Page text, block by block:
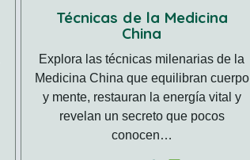
Técnicas de la Medicina
China
Explora las técnicas milenarias de la
Medicina China que equilibran cuerpo
y mente, restauran la energía vital y
revelan un secreto que pocos
conocen…